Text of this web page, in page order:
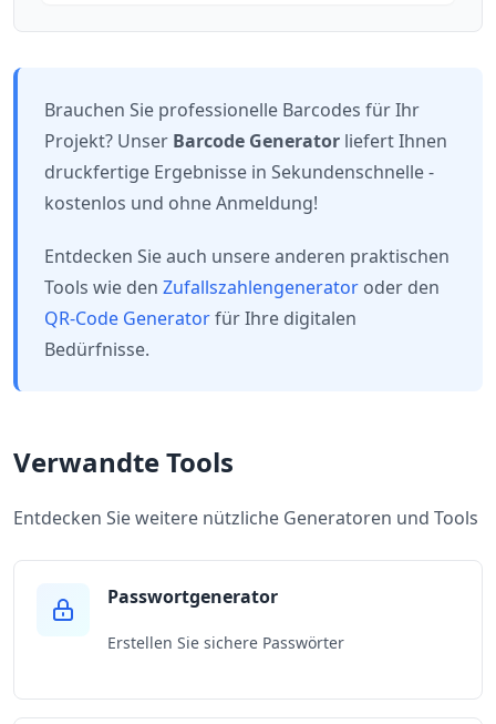
Brauchen Sie professionelle Barcodes für Ihr
Projekt? Unser Barcode Generator liefert Ihnen
druckfertige Ergebnisse in Sekundenschnelle -
kostenlos und ohne Anmeldung!
Entdecken Sie auch unsere anderen praktischen
Tools wie den Zufallszahlengenerator oder den
QR-Code Generatorfür Ihre digitalen
Bedürfnisse.
Verwandte Tools
Entdecken Sie weitere nützliche Generatoren und Tools
Passwortgenerator
Erstellen Sie sichere Passwörter